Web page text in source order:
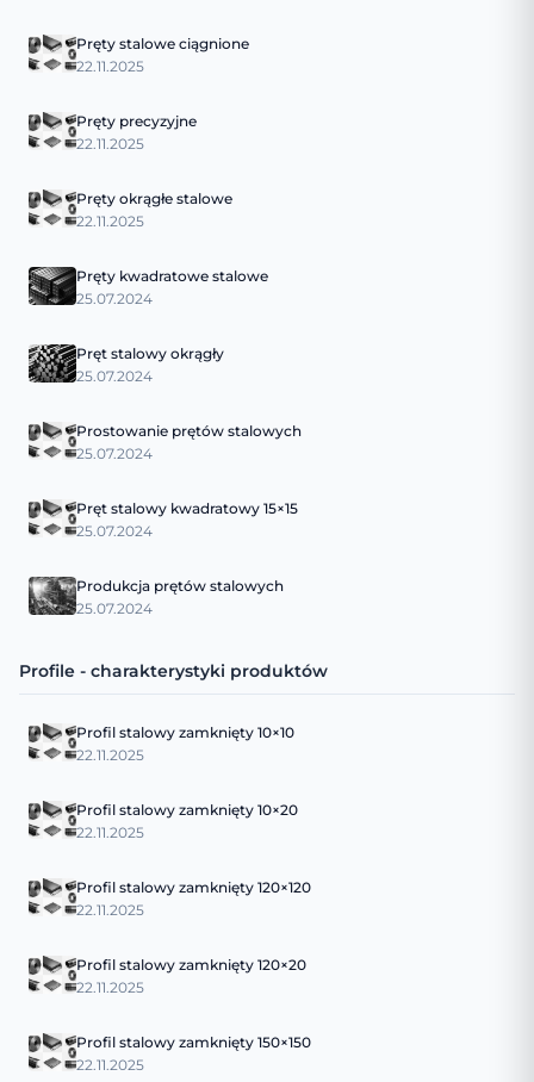
Pręty stalowe ciągnione
22.11.2025
Pręty precyzyjne
22.11.2025
Pręty okrągłe stalowe
22.11.2025
Pręty kwadratowe stalowe
25.07.2024
Pręt stalowy okrągły
25.07.2024
Prostowanie prętów stalowych
25.07.2024
Pręt stalowy kwadratowy 15×15
25.07.2024
Produkcja prętów stalowych
25.07.2024
Profile - charakterystyki produktów
Profil stalowy zamknięty 10×10
22.11.2025
Profil stalowy zamknięty 10×20
22.11.2025
Profil stalowy zamknięty 120×120
22.11.2025
Profil stalowy zamknięty 120×20
22.11.2025
Profil stalowy zamknięty 150×150
22.11.2025